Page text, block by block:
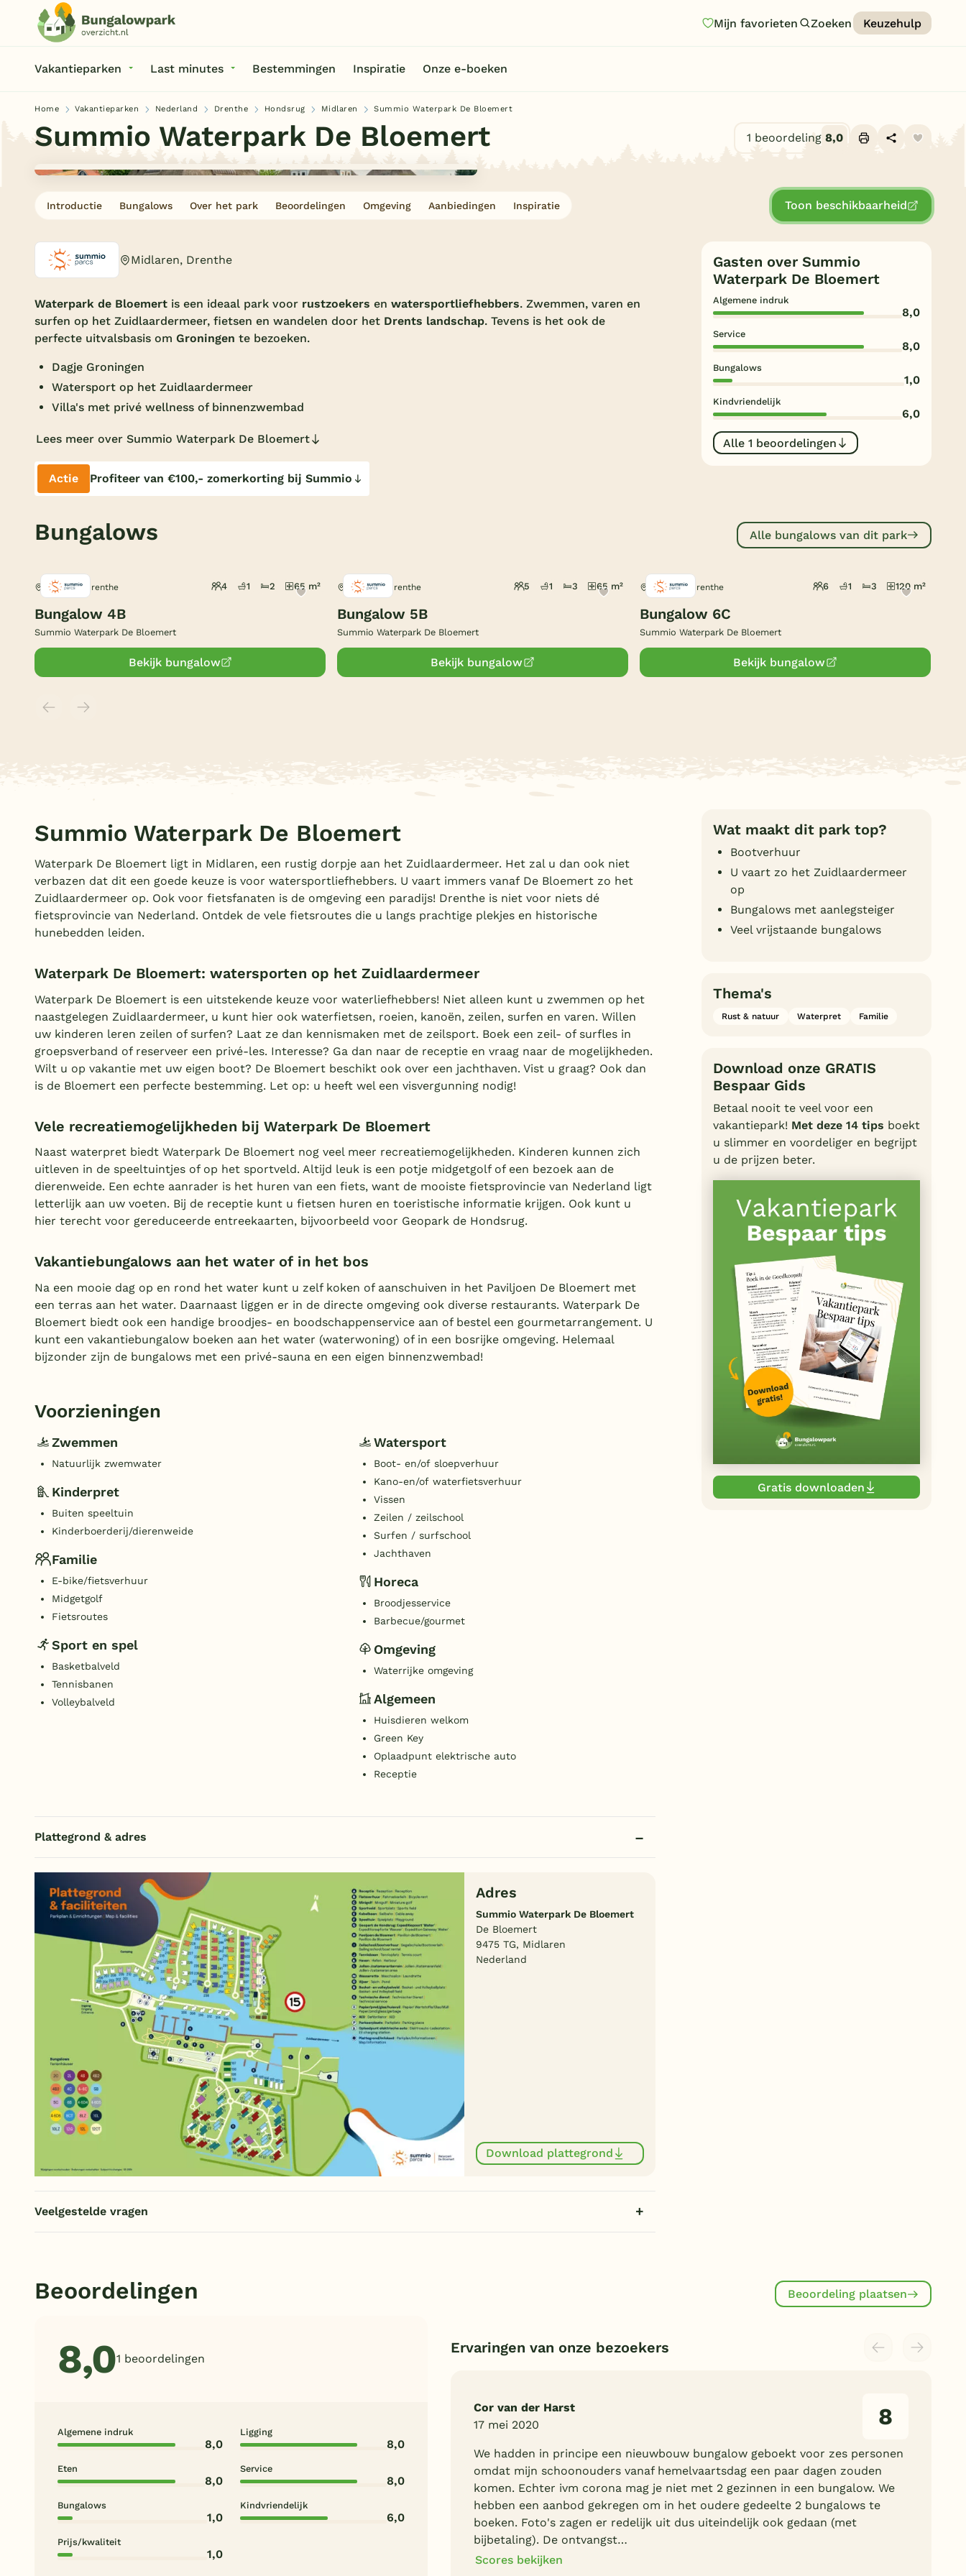
Mijn favorieten Zoeken Keuzehulp
Vakantieparken Last minutes Bestemmingen Inspiratie Onze e-boeken
Onze vakantiegidsen
Vakantieparken
Subtropisch zwembad
Overdekt zwembad
Indoor speeltuin
Alle populaire faciliteiten
Veluwe
Texel
Limburg
Home Vakantieparken Nederland Drenthe Hondsrug Midlaren Summio Waterpark De Bloemert
Summio Waterpark De Bloemert 1 beoordeling 8,0
Introductie Bungalows Over het park Beoordelingen Omgeving Aanbiedingen Inspiratie Toon beschikbaarheid
Midlaren, Drenthe
Waterpark de Bloemert is een ideaal park voor rustzoekers en watersportliefhebbers. Zwemmen, varen en
surfen op het Zuidlaardermeer, fietsen en wandelen door het Drents landschap. Tevens is het ook de
perfecte uitvalsbasis om Groningen te bezoeken.
Dagje Groningen
Watersport op het Zuidlaardermeer
Villa's met privé wellness of binnenzwembad
Lees meer over Summio Waterpark De Bloemert
Actie Profiteer van €100,- zomerkorting bij Summio
Gasten over Summio
Waterpark De Bloemert
Algemene indruk
8,0
Service
8,0
Bungalows
1,0
Kindvriendelijk
6,0
Alle 1 beoordelingen
Bungalows Alle bungalows van dit park
Midlaren, Drenthe 4 1 2 65 m²
Bungalow 4B
Summio Waterpark De Bloemert
Bekijk bungalow
Midlaren, Drenthe 5 1 3 65 m²
Bungalow 5B
Summio Waterpark De Bloemert
Bekijk bungalow
Midlaren, Drenthe 6 1 3 120 m²
Bungalow 6C
Summio Waterpark De Bloemert
Bekijk bungalow
Summio Waterpark De Bloemert
Waterpark De Bloemert ligt in Midlaren, een rustig dorpje aan het Zuidlaardermeer. Het zal u dan ook niet
verbazen dat dit een goede keuze is voor watersportliefhebbers. U vaart immers vanaf De Bloemert zo het
Zuidlaardermeer op. Ook voor fietsfanaten is de omgeving een paradijs! Drenthe is niet voor niets dé
fietsprovincie van Nederland. Ontdek de vele fietsroutes die u langs prachtige plekjes en historische
hunebedden leiden.
Waterpark De Bloemert: watersporten op het Zuidlaardermeer
Waterpark De Bloemert is een uitstekende keuze voor waterliefhebbers! Niet alleen kunt u zwemmen op het
naastgelegen Zuidlaardermeer, u kunt hier ook waterfietsen, roeien, kanoën, zeilen, surfen en varen. Willen
uw kinderen leren zeilen of surfen? Laat ze dan kennismaken met de zeilsport. Boek een zeil- of surfles in
groepsverband of reserveer een privé-les. Interesse? Ga dan naar de receptie en vraag naar de mogelijkheden.
Wilt u op vakantie met uw eigen boot? De Bloemert beschikt ook over een jachthaven. Vist u graag? Ook dan
is de Bloemert een perfecte bestemming. Let op: u heeft wel een visvergunning nodig!
Vele recreatiemogelijkheden bij Waterpark De Bloemert
Naast waterpret biedt Waterpark De Bloemert nog veel meer recreatiemogelijkheden. Kinderen kunnen zich
uitleven in de speeltuintjes of op het sportveld. Altijd leuk is een potje midgetgolf of een bezoek aan de
dierenweide. Een echte aanrader is het huren van een fiets, want de mooiste fietsprovincie van Nederland ligt
letterlijk aan uw voeten. Bij de receptie kunt u fietsen huren en toeristische informatie krijgen. Ook kunt u
hier terecht voor gereduceerde entreekaarten, bijvoorbeeld voor Geopark de Hondsrug.
Vakantiebungalows aan het water of in het bos
Na een mooie dag op en rond het water kunt u zelf koken of aanschuiven in het Paviljoen De Bloemert met
een terras aan het water. Daarnaast liggen er in de directe omgeving ook diverse restaurants. Waterpark De
Bloemert biedt ook een handige broodjes- en boodschappenservice aan of bestel een gourmetarrangement. U
kunt een vakantiebungalow boeken aan het water (waterwoning) of in een bosrijke omgeving. Helemaal
bijzonder zijn de bungalows met een privé-sauna en een eigen binnenzwembad!
Voorzieningen
Zwemmen
Natuurlijk zwemwater
Kinderpret
Buiten speeltuin
Kinderboerderij/dierenweide
Familie
E-bike/fietsverhuur
Midgetgolf
Fietsroutes
Sport en spel
Basketbalveld
Tennisbanen
Volleybalveld
Watersport
Boot- en/of sloepverhuur
Kano-en/of waterfietsverhuur
Vissen
Zeilen / zeilschool
Surfen / surfschool
Jachthaven
Horeca
Broodjesservice
Barbecue/gourmet
Omgeving
Waterrijke omgeving
Algemeen
Huisdieren welkom
Green Key
Oplaadpunt elektrische auto
Receptie
Plattegrond & adres
Adres
Summio Waterpark De Bloemert
De Bloemert
9475 TG, Midlaren
Nederland
Download plattegrond
Veelgestelde vragen
Wat maakt dit park top?
Bootverhuur
U vaart zo het Zuidlaardermeer
op
Bungalows met aanlegsteiger
Veel vrijstaande bungalows
Thema's
Rust & natuur Waterpret Familie
Download onze GRATIS
Bespaar Gids
Betaal nooit te veel voor een
vakantiepark! Met deze 14 tips boekt
u slimmer en voordeliger en begrijpt
u de prijzen beter.
Gratis downloaden
Beoordelingen Beoordeling plaatsen
8,01 beoordelingen
Algemene indruk
8,0
Ligging
8,0
Eten
8,0
Service
8,0
Bungalows
1,0
Kindvriendelijk
6,0
Prijs/kwaliteit
1,0
Ervaringen van onze bezoekers
Cor van der Harst
17 mei 2020
8
We hadden in principe een nieuwbouw bungalow geboekt voor zes personen
omdat mijn schoonouders vanaf hemelvaartsdag een paar dagen zouden
komen. Echter ivm corona mag je niet met 2 gezinnen in een bungalow. We
hebben een aanbod gekregen om in het oudere gedeelte 2 bungalows te
boeken. Foto's zagen er redelijk uit dus uiteindelijk ook gedaan (met
bijbetaling). De ontvangst…
Scores bekijken